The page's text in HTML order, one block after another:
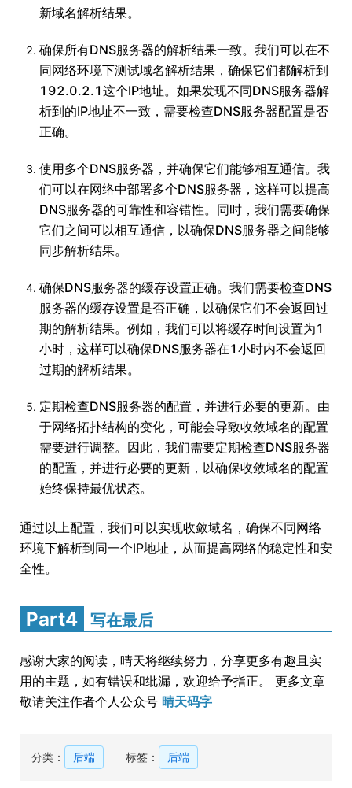
新域名解析结果。
确保所有DNS服务器的解析结果一致。我们可以在不
同网络环境下测试域名解析结果，确保它们都解析到
192.0.2.1这个IP地址。如果发现不同DNS服务器解
析到的IP地址不一致，需要检查DNS服务器配置是否
正确。
使用多个DNS服务器，并确保它们能够相互通信。我
们可以在网络中部署多个DNS服务器，这样可以提高
DNS服务器的可靠性和容错性。同时，我们需要确保
它们之间可以相互通信，以确保DNS服务器之间能够
同步解析结果。
确保DNS服务器的缓存设置正确。我们需要检查DNS
服务器的缓存设置是否正确，以确保它们不会返回过
期的解析结果。例如，我们可以将缓存时间设置为1
小时，这样可以确保DNS服务器在1小时内不会返回
过期的解析结果。
定期检查DNS服务器的配置，并进行必要的更新。由
于网络拓扑结构的变化，可能会导致收敛域名的配置
需要进行调整。因此，我们需要定期检查DNS服务器
的配置，并进行必要的更新，以确保收敛域名的配置
始终保持最优状态。
通过以上配置，我们可以实现收敛域名，确保不同网络
环境下解析到同一个IP地址，从而提高网络的稳定性和安
全性。
Part4 写在最后
感谢大家的阅读，晴天将继续努力，分享更多有趣且实
用的主题，如有错误和纰漏，欢迎给予指正。 更多文章
敬请关注作者个人公众号 晴天码字
分类： 后端 标签： 后端